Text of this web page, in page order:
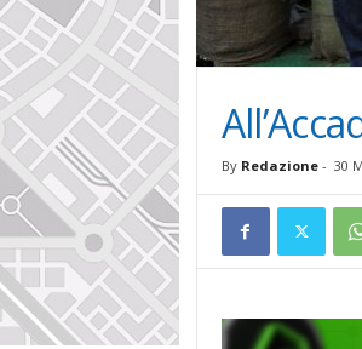
By Redazione- 30